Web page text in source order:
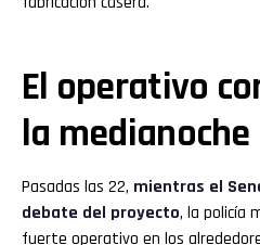
El operativo
la medianoche
Pasadas las 22, mientras el
debate del proyecto, la policía
fuerte operativo en los